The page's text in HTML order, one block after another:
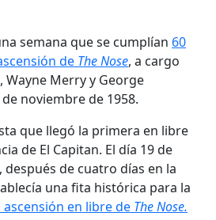
semana que se cumplían 60
de The Nose, a cargo
, Wayne Merry y George
noviembre de 1958.
que llegó la primera en libre
de El Capitan. El día 19 de
de cuatro días en la
una fita histórica para la
en libre de The Nose.